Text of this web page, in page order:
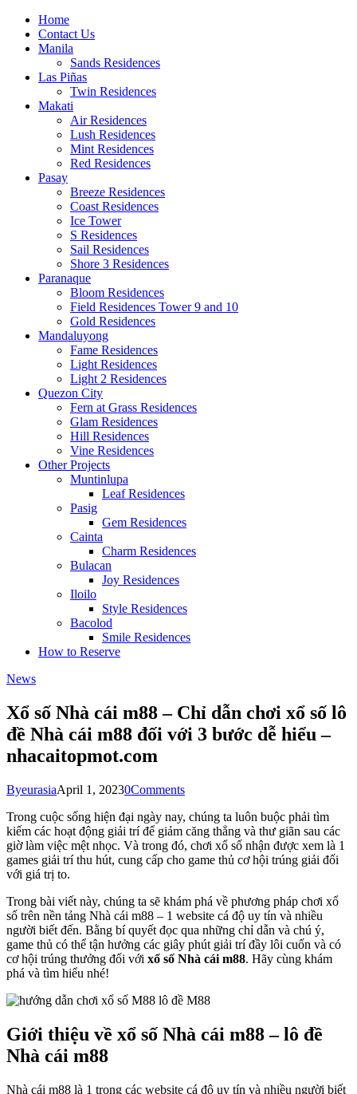
Home
Contact Us
Manila
Sands Residences
Las Piñas
Twin Residences
Makati
Air Residences
Lush Residences
Mint Residences
Red Residences
Pasay
Breeze Residences
Coast Residences
Ice Tower
S Residences
Sail Residences
Shore 3 Residences
Paranaque
Bloom Residences
Field Residences Tower 9 and 10
Gold Residences
Mandaluyong
Fame Residences
Light Residences
Light 2 Residences
Quezon City
Fern at Grass Residences
Glam Residences
Hill Residences
Vine Residences
Other Projects
Muntinlupa
Leaf Residences
Pasig
Gem Residences
Cainta
Charm Residences
Bulacan
Joy Residences
Iloilo
Style Residences
Bacolod
Smile Residences
How to Reserve
News
Xổ số Nhà cái m88 – Chỉ dẫn chơi xổ số lô
đề Nhà cái m88 đối với 3 bước dễ hiểu –
nhacaitopmot.com
ByeurasiaApril 1, 20230Comments
Trong cuộc sống hiện đại ngày nay, chúng ta luôn buộc phải tìm
kiếm các hoạt động giải trí để giảm căng thẳng và thư giãn sau các
giờ làm việc mệt nhọc. Và trong đó, chơi xổ số nhận được xem là 1
games giải trí thu hút, cung cấp cho game thủ cơ hội trúng giải đối
với giá trị to.
Trong bài viết này, chúng ta sẽ khám phá về phương pháp chơi xổ
số trên nền tảng Nhà cái m88 – 1 website cá độ uy tín và nhiều
người biết đến. Bằng bí quyết đọc qua những chỉ dẫn và chú ý,
game thủ có thể tận hưởng các giây phút giải trí đầy lôi cuốn và có
cơ hội trúng thưởng đối với xổ số Nhà cái m88. Hãy cùng khám
phá và tìm hiểu nhé!
Giới thiệu về xổ số Nhà cái m88 – lô đề
Nhà cái m88
Nhà cái m88 là 1 trong các website cá độ uy tín và nhiều người biết